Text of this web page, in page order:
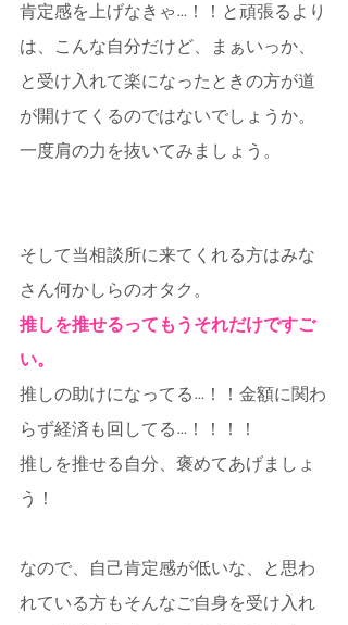
肯定感を上げなきゃ…！！と頑張るより
は、こんな自分だけど、まぁいっか、
と受け入れて楽になったときの方が道
が開けてくるのではないでしょうか。
一度肩の力を抜いてみましょう。
そして当相談所に来てくれる方はみな
さん何かしらのオタク。
推しを推せるってもうそれだけですご
い。
推しの助けになってる…！！金額に関わ
らず経済も回してる…！！！！
推しを推せる自分、褒めてあげましょ
う！
なので、自己肯定感が低いな、と思わ
れている方もそんなご自身を受け入れ